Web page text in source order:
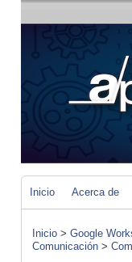
Inicio Acerca de
Inicio > Google
Comunicación >